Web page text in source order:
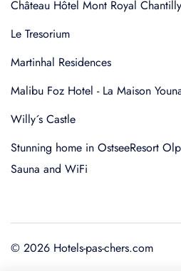
Château Hôtel Mont Royal Chantilly
Le Tresorium
Martinhal Residences
Malibu Foz Hotel - La Maison
Willy´s Castle
Stunning home in OstseeResort
Sauna and WiFi
© 2026 Hotels-pas-chers.com